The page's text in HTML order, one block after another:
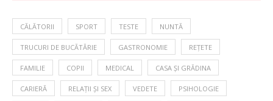
CĂLĂTORII SPORT TESTE NUNTĂ
TRUCURI DE BUCĂTĂRIE GASTRONOMIE REȚETE
FAMILIE COPII MEDICAL CASA ȘI GRĂDINA
CARIERĂ RELAȚII ȘI SEX VEDETE PSIHOLOGIE